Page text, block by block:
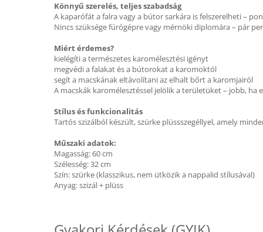
Könnyű szerelés, teljes szabadság
A kaparófát a falra vagy a bútor sarkára is felszerelheti –
Nincs szüksége fúrógépre vagy mérnöki diplomára – pár
Miért érdemes?
kielégíti a természetes karomélesztési igényt
megvédi a falakat és a bútorokat a karomoktól
segít a macskának eltávolítani az elhalt bőrt a karomjairól
A macskák karomélesztéssel jelölik a területüket – jobb, ha
Stílus és funkcionalitás
Tartós szizálból készült, szürke plüssszegéllyel, amely
Műszaki adatok:
Magasság: 60 cm
Szélesség: 32 cm
Szín: szürke (klasszikus, nem ütközik a nappalid stílusával)
Anyag: szizál + plüss